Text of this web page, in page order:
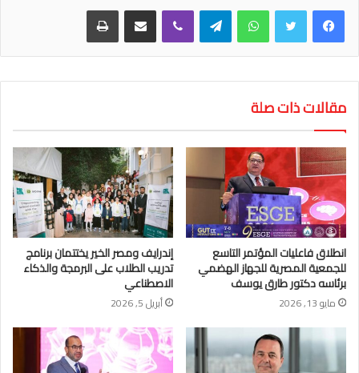
واتساب تيلقرام
مقالات ذات صلة
انطلاق فاعليات المؤتمر التاسع
للجمعية المصرية للجهاز الهضمي
برئاسه دكتور طارق يوسف
مايو 13, 2026
إندرايف ومصر الخير يختتمان برنامج
تدريب الطلاب على البرمجة والذكاء
الاصطناعي
أبريل 5, 2026